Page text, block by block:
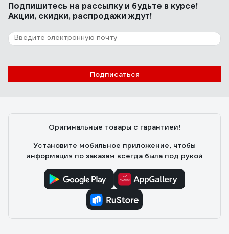
Подпишитесь на рассылкуи будьте в курсе!
Акции, скидки, распродажи ждут!
Подписаться
Оригинальные товары с гарантией!
Установите мобильное приложение, чтобы
информация по заказам всегда была под рукой